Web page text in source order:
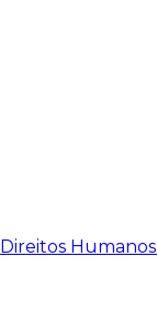
Direitos Humanos